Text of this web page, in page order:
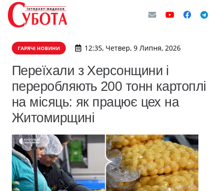
ГАРЯЧІ НОВИНИ 12:35, Четвер, 9 Липня, 2026
Переїхали з Херсонщини і
переробляють 200 тонн картоплі
на місяць: як працює цех на
Житомирщині